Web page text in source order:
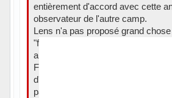
entièrement d'accord avec cette
observateur de l'autre camp.
Lens n'a pas proposé grand
"fantomatique" pour ses cadres est
approprié.
Face à cette faible adversité, nous
d'ambition et délaissé la
pas su qu'en faire.